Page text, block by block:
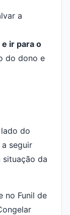
a
e ir para o
do dono e
do
seguir
situação da